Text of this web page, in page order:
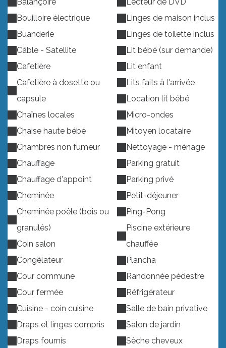
Bouilloire électrique
Buanderie
Câble - Satellite
Cafetière
Cafetière à dosette ou
capsule
Chaînes locales
Chaise haute bébé
Chambres non fumeur
Chauffage
Chauffage d'appoint
Cheminée
Cheminée poêle (bois ou
granulés)
Coin salon
Congélateur
Cour commune
Cour fermée
Cuisine - coin cuisine
Draps et linges compris
Draps fournis
Linges de maison inclus
Linges de toilette inclus
Lit bébé (sur demande)
Lit enfant
Lits faits à l'arrivée
Location lit bébé
Micro-ondes
Mitoyen locataire
Nettoyage - ménage
Parking gratuit
Parking privé
Petit-déjeuner
Ping-Pong
Piscine extérieure
chauffée
Plancha
Randonnée pédestre
Réfrigérateur
Salle de bain privative
Salon de jardin
Sèche cheveux